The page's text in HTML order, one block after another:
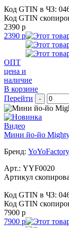
Код GTIN в ЧЗ:
Код GTIN
2390 р
2390 р
ОПТ
цена и
наличие
В корзине
Перейти
-
Видео
Мини йо-йо
Бренд: YoYoFactory
Арт.: YYF0020
Артикул
Код GTIN в ЧЗ:
Код GTIN
7900 р
7900 р